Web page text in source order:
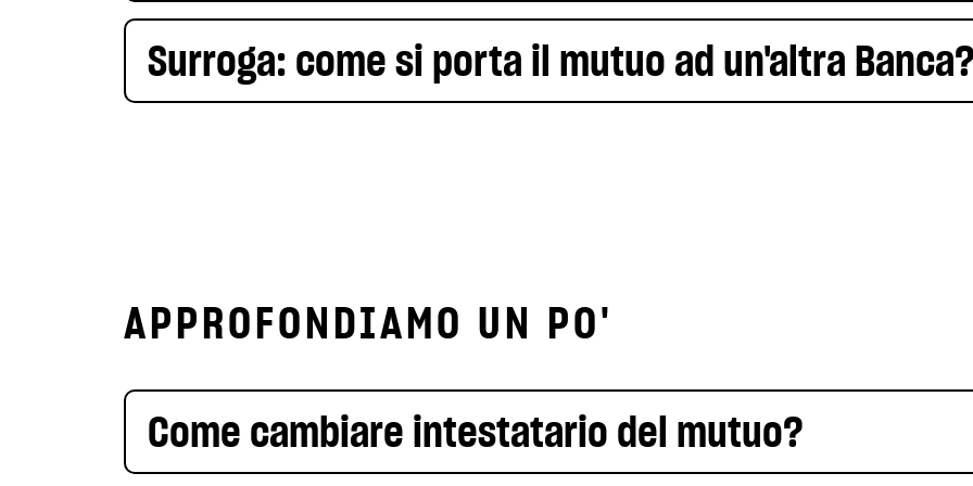
Surroga: come si porta il mutuo ad un'altra
APPROFONDIAMO UN PO'
Come cambiare intestatario del mutuo?